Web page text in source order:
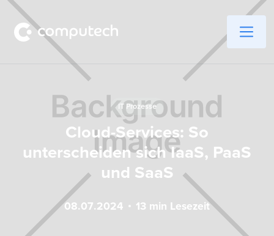
IT Prozesse
Cloud-Services: So
unterscheiden sich IaaS, PaaS
und SaaS
08.07.2024 13 min Lesezeit